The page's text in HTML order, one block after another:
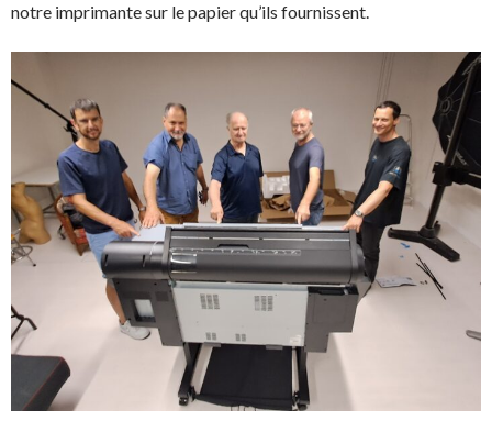
notre imprimante sur le papier qu’ils fournissent.